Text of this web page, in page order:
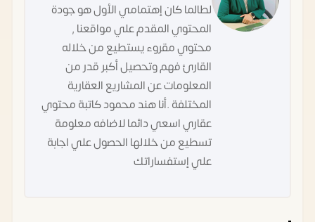
لطالما كان إهتمامي الأول هو جودة
المحتوي المقدم علي مواقعنا ,
محتوي مقروء يستطيع من خلاله
القارئ فهم وتحصيل أكبر قدر من
المعلومات عن المشاريع العقارية
المختلفة .أنا هند محمود كاتبة محتوي
عقاري اسعي دائما لاضافه معلومة
تسطيع من خلالها الحصول علي اجابة
علي إستفساراتك